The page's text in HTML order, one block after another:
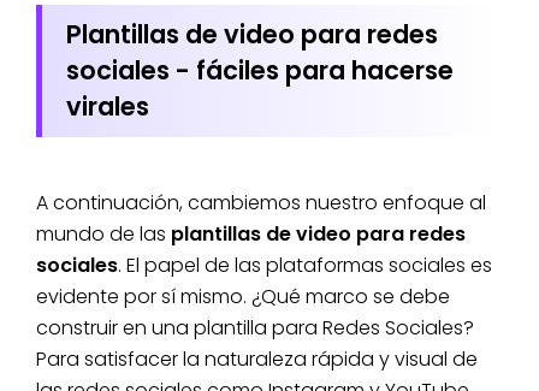
Plantillas de video para redes
sociales - fáciles para hacerse
virales
A continuación, cambiemos nuestro enfoque al
mundo de las plantillas de video para redes
sociales. El papel de las plataformas sociales es
evidente por sí mismo. ¿Qué marco se debe
construir en una plantilla para Redes Sociales?
Para satisfacer la naturaleza rápida y visual de